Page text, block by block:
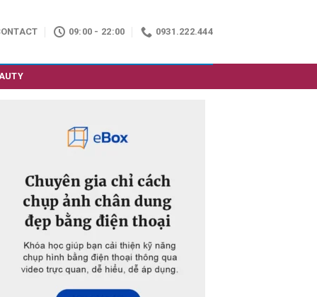
09:00 - 22:00 0931.222.444